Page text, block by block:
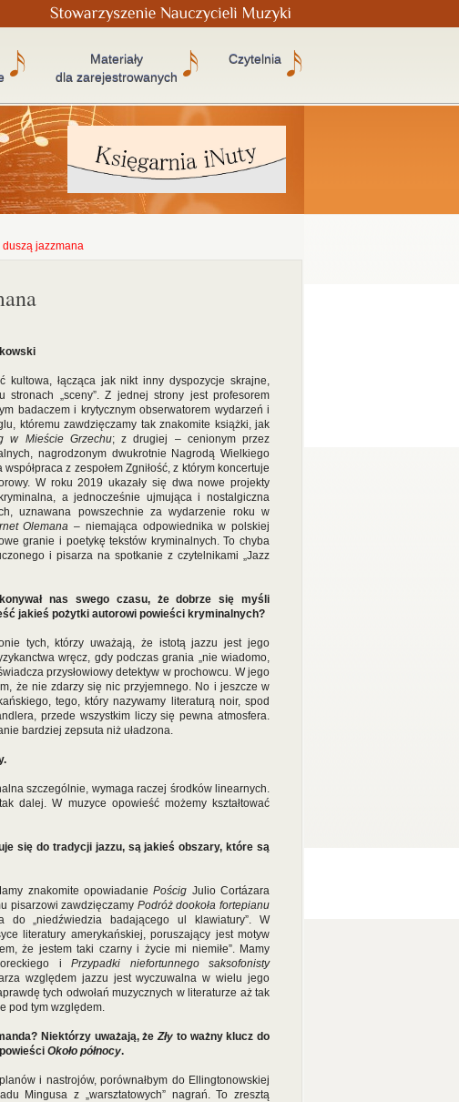
Materiały
dla zarejestrowanych
Czytelnia
duszą jazzmana
kultowa, łącząca jak nikt inny dyspozycje skrajne,
„sceny”. Z jednej strony jest profesorem
badaczem i krytycznym obserwatorem wydarzeń i
któremu zawdzięczamy tak znakomite książki, jak
w Mieście Grzechu; z drugiej – cenionym przez
nagrodzonym dwukrotnie Nagrodą Wielkiego
z zespołem Zgniłość, z którym koncertuje
W roku 2019 ukazały się dwa nowe projekty
a jednocześnie ujmująca i nostalgiczna
uznawana powszechnie za wydarzenie roku w
Olemana – niemająca odpowiednika w polskiej
granie i poetykę tekstów kryminalnych. To chyba
i pisarza na spotkanie z czytelnikami „Jazz
nas swego czasu, że dobrze się myśli
jakieś pożytki autorowi powieści kryminalnych?
tych, którzy uważają, że istotą jazzu jest jego
wręcz, gdy podczas grania „nie wiadomo,
przysłowiowy detektyw w prochowcu. W jego
że nie zdarzy się nic przyjemnego. No i jeszcze w
tego, który nazywamy literaturą noir, spod
przede wszystkim liczy się pewna atmosfera.
bardziej zepsuta niż uładzona.
szczególnie, wymaga raczej środków linearnych.
dalej. W muzyce opowieść możemy kształtować
się do tradycji jazzu, są jakieś obszary, które są
znakomite opowiadaniePościg Julio Cortázara
pisarzowi zawdzięczamy Podróż dookoła fortepianu
do „niedźwiedzia badającego ul klawiatury”. W
literatury amerykańskiej, poruszający jest motyw
że jestem taki czarny i życie mi niemiłe”. Mamy
i Przypadki niefortunnego saksofonisty
względem jazzu jest wyczuwalna w wielu jego
tych odwołań muzycznych w literaturze aż tak
pod tym względem.
Niektórzy uważają, żeZły to ważny klucz do
Około północy.
i nastrojów, porównałbym do Ellingtonowskiej
Mingusa z „warsztatowych” nagrań. To zresztą